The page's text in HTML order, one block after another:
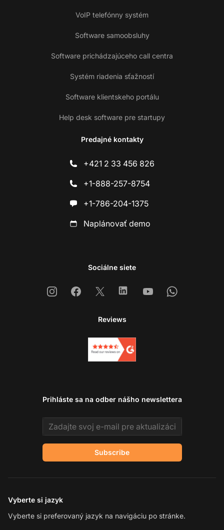
VoIP telefónny systém
Software samoobsluhy
Software prichádzajúceho call centra
Systém riadenia sťažností
Software klientskeho portálu
Help desk software pre startupy
Predajné kontakty
+421 2 33 456 826
+1-888-257-8754
+1-786-204-1375
Naplánovať demo
Sociálne siete
InstagramFacebook
X LinkedinYoutubeWhatsapp
Reviews
Prihláste sa na odber nášho newslettera
Email address
Subscribe
Vyberte si jazyk
Vyberte si preferovaný jazyk na navigáciu po stránke.